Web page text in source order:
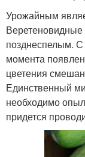
Урожайным
Веретеновидные
позднеспелым.
момента
цветения
Единственный
необходимо
придется